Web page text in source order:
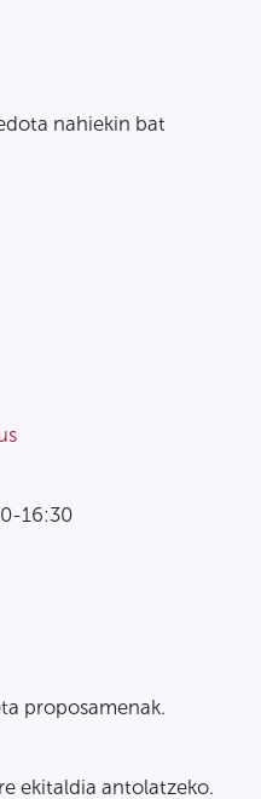
nahiekin bat
16:30
proposamenak.
ekitaldia antolatzeko.